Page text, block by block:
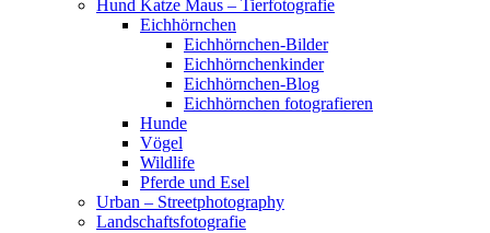
Hund Katze Maus – Tierfotografie
Eichhörnchen
Eichhörnchen-Bilder
Eichhörnchenkinder
Eichhörnchen-Blog
Eichhörnchen fotografieren
Hunde
Vögel
Wildlife
Pferde und Esel
Urban – Streetphotography
Landschaftsfotografie